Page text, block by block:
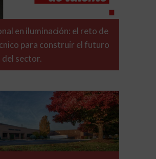
en iluminación: el reto de
para construir el futuro
del sector.